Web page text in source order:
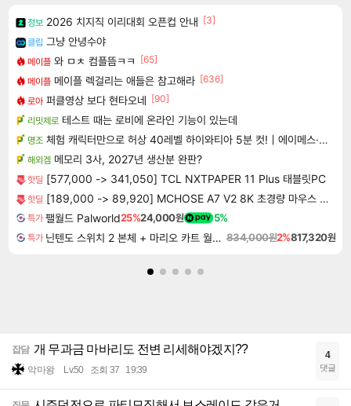
정보 2026 치지직 이리대회 오픈컵 안내 [3]
클립 그냥 안녕수야
메이플 와 ㅁㅊ 컴플뜸ㅋㅋ
[65]
메이플 메이플 렉걸리는 애들은 참고해라 [636]
로아 퍼클영상 보다 현타오네 [90]
리밋제로 테스트 때는 로비에 온라인 기능이 있는데
명조 체험 캐릭터만으로 허상 40레벨 하이와티아 5분 컷!｜에이메스·린네·모니에 명함
해외겜 메모리 3사, 2027년 생산분 완판?
핫딜 [577,000 -> 341,050] TCL NXTPAPER 11 Plus 태블릿PC
핫딜 [189,000 -> 89,920] MCHOSE A7 V2 8K 초경량 마우스 국내정발
특가 팰월드 Palworld25%24,000원 5%
특가 닌텐도 스위치 2 본체 + 마리오 카트 월드 + 포켓몬 포코피아 번들 834,000원2%817,320원
잡담 개 무과금 마바리도 전변 리세해야겠지??
악마왕 Lv.50 조회 37 19:39
4
댓글